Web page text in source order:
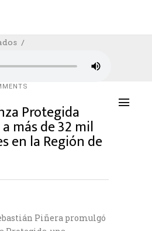
Beneficiará A
En La Región
,POLÍTICA
Protegida
más de 32 mil
en la Región de
Piñera promulgó